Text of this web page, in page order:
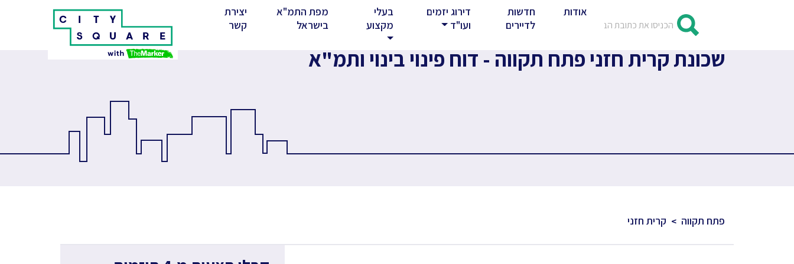
יצירת
קשר(current)
מפת התמ"א
בישראל
בעלי
מקצוע
דירוג יזמים
ועו"ד
חדשות
לדיירים
אודות
שכונת קרית חזני פתח תקווה - דוח פינוי בינוי ותמ"א
פתח תקווה קרית חזני